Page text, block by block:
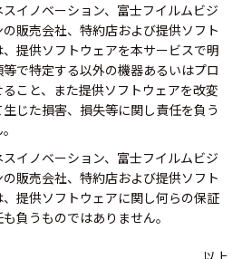
イノベーション、富士フイルムビジ
販売会社、特約店および提供ソフト
提供ソフトウェアを本サービスで明
で特定する以外の機器あるいはプロ
こと、また提供ソフトウェアを改変
じた損害、損失等に関し責任を負う
イノベーション、富士フイルムビジ
販売会社、特約店および提供ソフト
提供ソフトウェアに関し何らの保証
負うものではありません。